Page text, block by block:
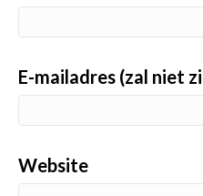
E-mailadres (zal niet
Website